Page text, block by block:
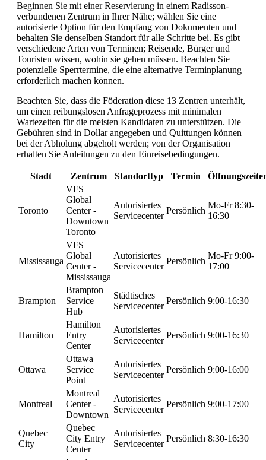
Beginnen Sie mit einer Reservierung in einem Radisson-
verbundenen Zentrum in Ihrer Nähe; wählen Sie eine
autorisierte Option für den Empfang von Dokumenten und
behalten Sie denselben Standort für alle Schritte bei. Es gibt
verschiedene Arten von Terminen; Reisende, Bürger und
Touristen wissen, wohin sie gehen müssen. Beachten Sie
potenzielle Sperrtermine, die eine alternative Terminplanung
erforderlich machen können.
Beachten Sie, dass die Föderation diese 13 Zentren unterhält,
um einen reibungslosen Anfrageprozess mit minimalen
Wartezeiten für die meisten Kandidaten zu unterstützen. Die
Gebühren sind in Dollar angegeben und Quittungen können
bei der Abholung abgeholt werden; von der Organisation
erhalten Sie Anleitungen zu den Einreisebedingungen.
Stadt Zentrum Standorttyp Termin
Toronto
VFS
Global
Center -
Downtown
Toronto
Autorisiertes
Servicecenter
Persönlich
Mo-Fr 8:30-
16:30
Mississauga
VFS
Global
Center -
Mississauga
Autorisiertes
Servicecenter
Persönlich
Mo-Fr 9:00-
17:00
Brampton
Brampton
Service
Hub
Städtisches
Servicecenter
Persönlich 9:00-16:30
Hamilton
Hamilton
Entry
Center
Autorisiertes
Servicecenter
Persönlich 9:00-16:30
Ottawa
Ottawa
Service
Point
Autorisiertes
Servicecenter
Persönlich 9:00-16:00
Montreal
Montreal
Center -
Downtown
Autorisiertes
Servicecenter
Persönlich 9:00-17:00
Quebec
City
Quebec
City Entry
Center
Autorisiertes
Servicecenter
Persönlich 8:30-16:30